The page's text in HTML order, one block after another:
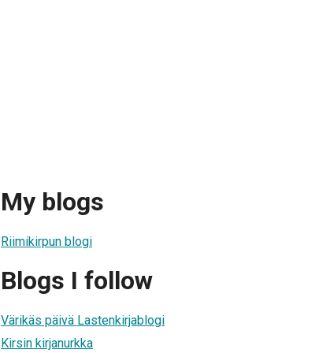
My blogs
Riimikirpun blogi
Blogs I follow
Värikäs päivä Lastenkirjablogi
Kirsin kirjanurkka